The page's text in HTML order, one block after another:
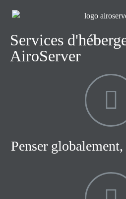
Services
AiroServer
Penser